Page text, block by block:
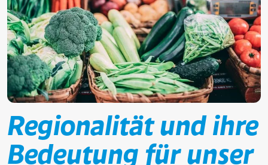
Regionalität und ihre
Bedeutung für unser